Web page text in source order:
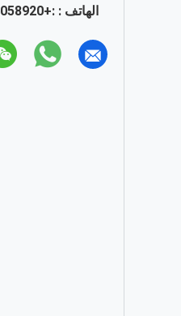
الهاتف : :+8615826058920